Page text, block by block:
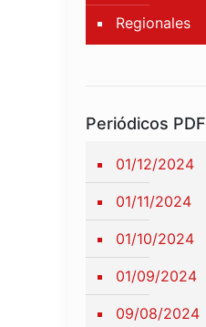
Regionales
Periódicos PDF
01/12/2024
01/11/2024
01/10/2024
01/09/2024
09/08/2024